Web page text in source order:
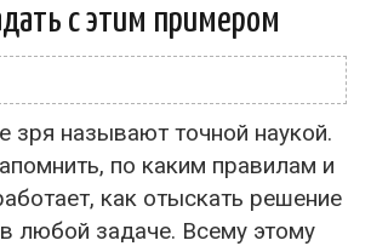
с этим примером
зря называют точной наукой.
по каким правилам и
как отыскать решение
любой задаче. Всему этому